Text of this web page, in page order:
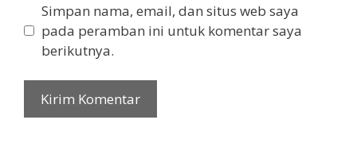
Simpan nama, email, dan situs web saya
pada peramban ini untuk komentar saya
berikutnya.